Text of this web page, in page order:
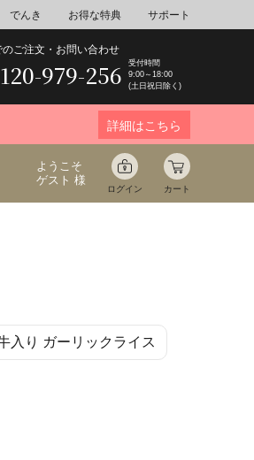
でんき お得な特典 サポート
のご注文・お問い合わせ
979-256
受付時間
9:00～18:00
(土日祝日除く)
詳細はこちら
ミネラルウォーター
音楽
ようこそ
ゲスト 様
ログイン カート
入り ガーリックライス